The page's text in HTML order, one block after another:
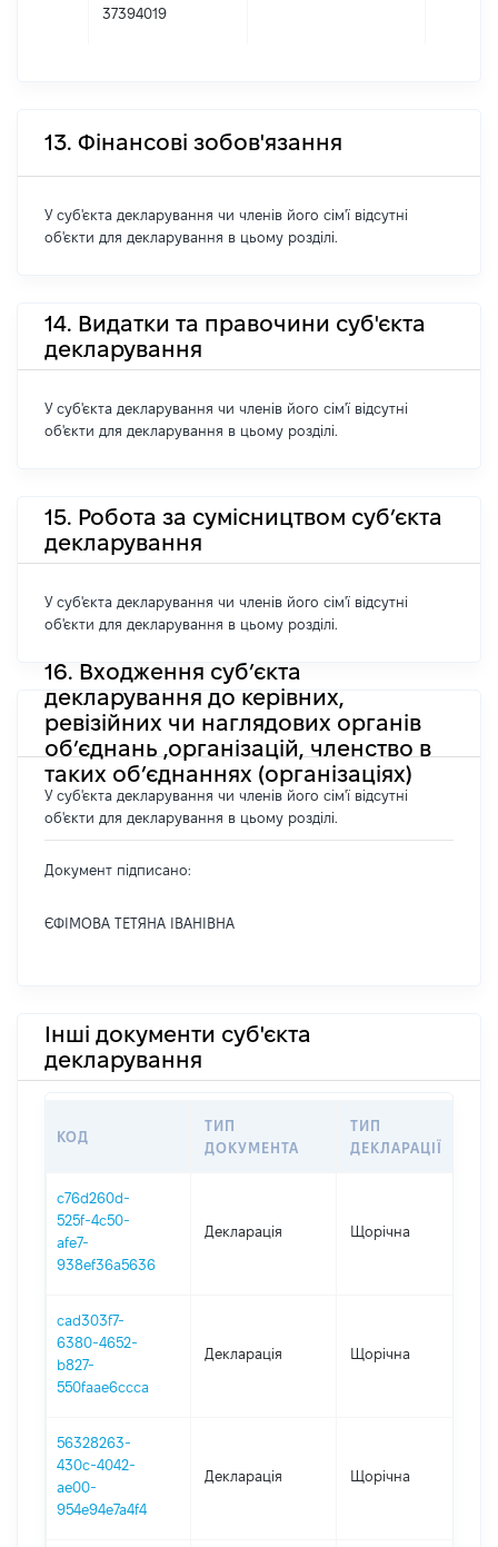
37394019
13. Фінансові зобов'язання
У суб'єкта декларування чи членів його сім'ї відсутні
об'єкти для декларування в цьому розділі.
14. Видатки та правочини суб'єкта
декларування
У суб'єкта декларування чи членів його сім'ї відсутні
об'єкти для декларування в цьому розділі.
15. Робота за сумісництвом суб’єкта
декларування
У суб'єкта декларування чи членів його сім'ї відсутні
об'єкти для декларування в цьому розділі.
16. Входження суб’єкта
декларування до керівних,
ревізійних чи наглядових органів
об’єднань ,організацій, членство в
таких об’єднаннях (організаціях)
У суб'єкта декларування чи членів його сім'ї відсутні
об'єкти для декларування в цьому розділі.
Документ підписано:
ЄФІМОВА ТЕТЯНА ІВАНІВНА
Інші документи суб'єкта
декларування
КОД
ТИП
ДОКУМЕНТА
ТИП
ДЕКЛАРАЦІЇ
c76d260d-
525f-4c50-
afe7-
938ef36a5636
Декларація Щорічна
cad303f7-
6380-4652-
b827-
550faae6ccca
Декларація Щорічна
56328263-
430c-4042-
ae00-
954e94e7a4f4
Декларація Щорічна